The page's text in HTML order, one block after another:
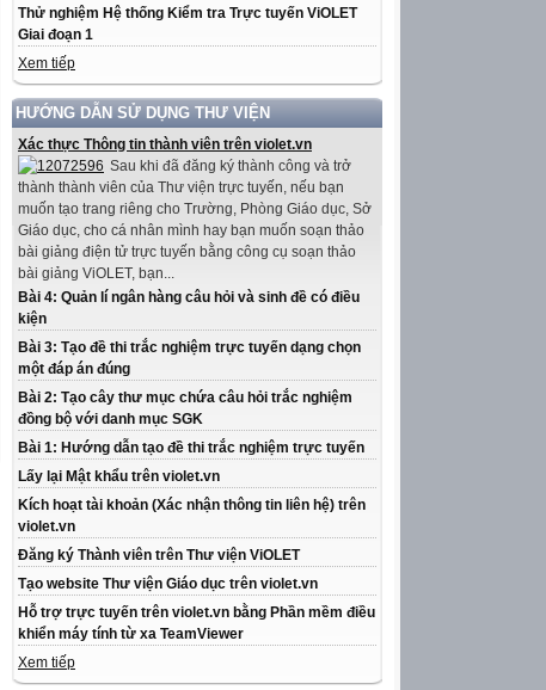
Thử nghiệm Hệ thống Kiểm tra Trực tuyến ViOLET
Giai đoạn 1
Xem tiếp
HƯỚNG DẪN SỬ DỤNG THƯ VIỆN
Xác thực Thông tin thành viên trên violet.vn
Sau khi đã đăng ký thành công và trở
thành thành viên của Thư viện trực tuyến, nếu bạn
muốn tạo trang riêng cho Trường, Phòng Giáo dục, Sở
Giáo dục, cho cá nhân mình hay bạn muốn soạn thảo
bài giảng điện tử trực tuyến bằng công cụ soạn thảo
bài giảng ViOLET, bạn...
Bài 4: Quản lí ngân hàng câu hỏi và sinh đề có điều
kiện
Bài 3: Tạo đề thi trắc nghiệm trực tuyến dạng chọn
một đáp án đúng
Bài 2: Tạo cây thư mục chứa câu hỏi trắc nghiệm
đồng bộ với danh mục SGK
Bài 1: Hướng dẫn tạo đề thi trắc nghiệm trực tuyến
Lấy lại Mật khẩu trên violet.vn
Kích hoạt tài khoản (Xác nhận thông tin liên hệ) trên
violet.vn
Đăng ký Thành viên trên Thư viện ViOLET
Tạo website Thư viện Giáo dục trên violet.vn
Hỗ trợ trực tuyến trên violet.vn bằng Phần mềm điều
khiển máy tính từ xa TeamViewer
Xem tiếp